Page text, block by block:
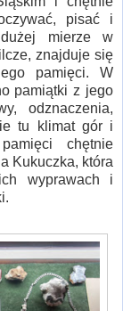
pisać i
mierze w
znajduje się
pamięci. W
pamiątki z jego
odznaczenia,
tu klimat gór i
chętnie
Kukuczka, która
wyprawach i